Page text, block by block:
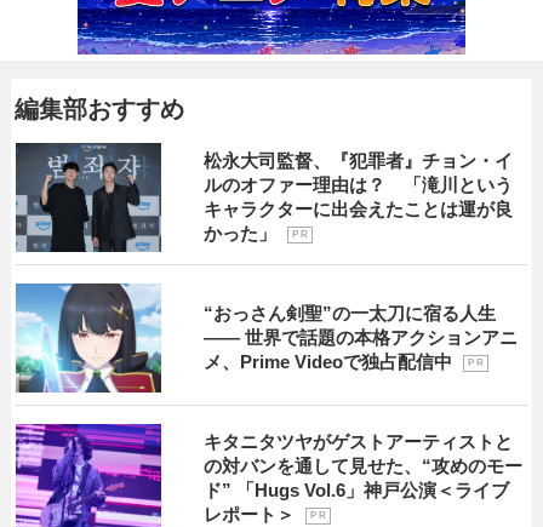
編集部おすすめ
松永大司監督、『犯罪者』チョン・イ
ルのオファー理由は？ 「滝川という
キャラクターに出会えたことは運が良
かった」
P R
“おっさん剣聖”の一太刀に宿る人生
―― 世界で話題の本格アクションアニ
メ、Prime Videoで独占配信中
P R
キタニタツヤがゲストアーティストと
の対バンを通して見せた、“攻めのモー
ド” 「Hugs Vol.6」神戸公演＜ライブ
レポート＞
P R